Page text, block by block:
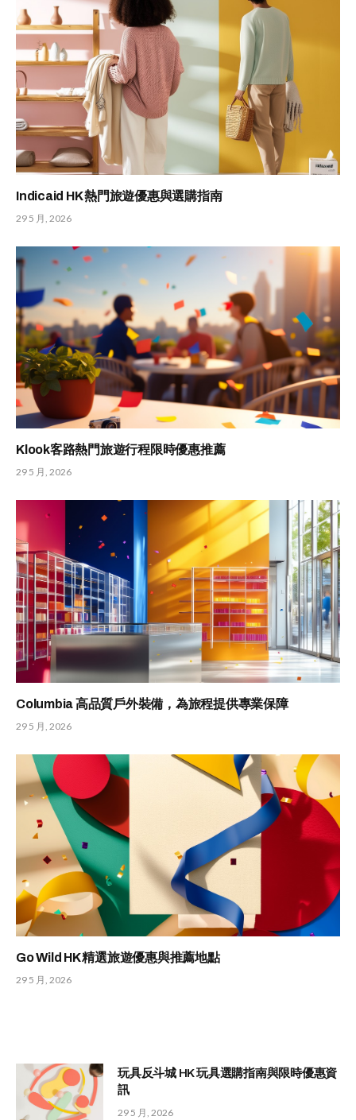
Indicaid HK 熱門旅遊優惠與選購指南
29 5 月, 2026
Klook客路熱門旅遊行程限時優惠推薦
29 5 月, 2026
Columbia 高品質戶外裝備，為旅程提供專業保障
29 5 月, 2026
Go Wild HK 精選旅遊優惠與推薦地點
29 5 月, 2026
玩具反斗城 HK 玩具選購指南與限時優惠資
訊
29 5 月, 2026